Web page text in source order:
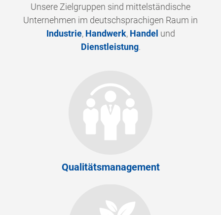
Unsere Zielgruppen sind mittelständische
Unternehmen im deutschsprachigen Raum in
Industrie, Handwerk, Handel und
Dienstleistung.
Qualitätsmanagement